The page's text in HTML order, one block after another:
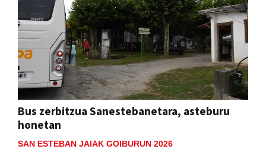
Bus zerbitzua Sanestebanetara, asteburu
honetan
SAN ESTEBAN JAIAK GOIBURUN 2026